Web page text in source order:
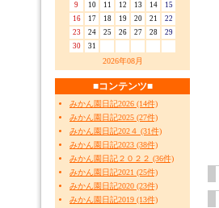
9
10 11 12 13 14
15
16
17 18 19 20 21
22
23
24 25 26 27 28
29
30
31
2026年08月
■コンテンツ■
みかん園日記2026 (14件)
みかん園日記2025 (27件)
みかん園日記202４ (31件)
みかん園日記2023 (38件)
みかん園日記２０２２ (36件)
みかん園日記2021 (25件)
みかん園日記2020 (23件)
みかん園日記2019 (13件)